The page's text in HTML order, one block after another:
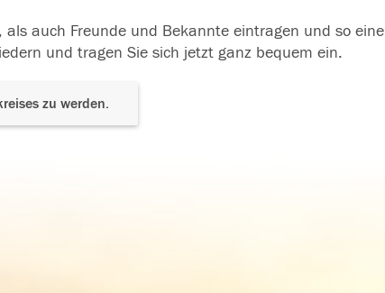
auch Freunde und Bekannte eintragen und so eine
und tragen Sie sich jetzt ganz bequem ein.
zu werden.